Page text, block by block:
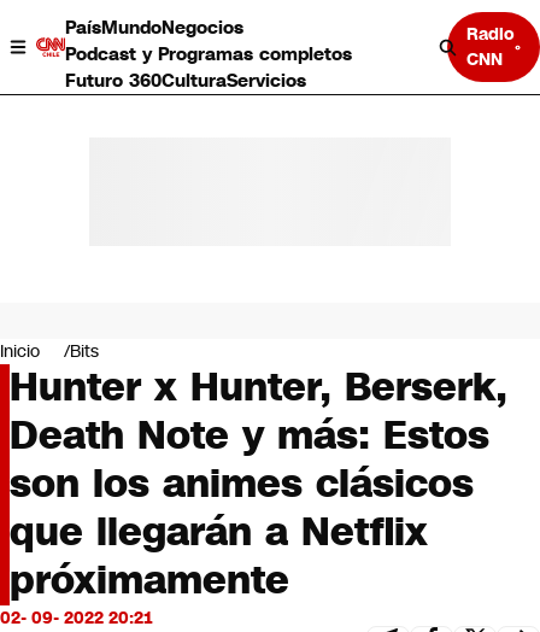
PaísMundoNegocios
Podcast y Programas completos
Futuro 360CulturaServicios
Radio
CNN
Negocios
Deportes
Programas completos
Cultura
Servicios
Bits
CNN tiempo
Futuro 360
Opinión
Inicio Bits
Hunter x Hunter, Berserk,
Death Note y más: Estos
son los animes clásicos
que llegarán a Netflix
próximamente
02- 09- 2022 20:21